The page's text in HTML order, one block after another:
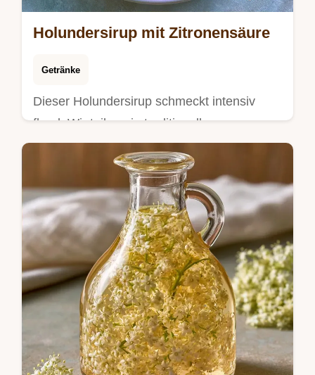
Holundersirup mit Zitronensäure
Getränke
Dieser Holundersirup schmeckt intensiv
floral. Wir teilen ein traditionelles
Landfrauen Holundersirup Rezept inkl.
Budget-Swap-Tabelle. Jetzt selber machen.